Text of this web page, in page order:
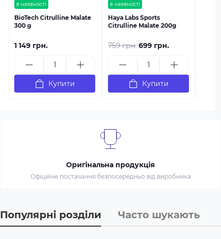
в наявності
BioTech Citrulline Malate
300 g
1 149 грн.
Купити
в наявності
Haya Labs Sports
Citrulline Malate 200g
759 грн. 699 грн.
Купити
Оригінальна продукція
Офіційне постачання безпосередньо від виробника
Популярні розділи Часто шукають